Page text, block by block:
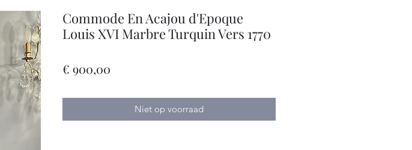
Commode En Acajou d'Epoque
Louis XVI Marbre Turquin Vers 1770
€ 900,00
Niet op voorraad